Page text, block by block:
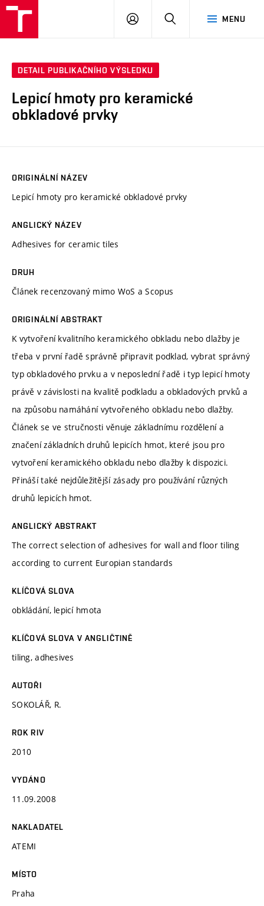
MENU
PŘIHLÁSIT
DETAIL PUBLIKAČNÍHO VÝSLEDKU
Lepicí hmoty pro keramické
obkladové prvky
ORIGINÁLNÍ NÁZEV
Lepicí hmoty pro keramické obkladové prvky
ANGLICKÝ NÁZEV
Adhesives for ceramic tiles
DRUH
Článek recenzovaný mimo WoS a Scopus
ORIGINÁLNÍ ABSTRAKT
K vytvoření kvalitního keramického obkladu nebo dlažby je
třeba v první řadě správně připravit podklad, vybrat správný
typ obkladového prvku a v neposlední řadě i typ lepicí hmoty
právě v závislosti na kvalitě podkladu a obkladových prvků a
na způsobu namáhání vytvořeného obkladu nebo dlažby.
Článek se ve stručnosti věnuje základnímu rozdělení a
značení základních druhů lepicích hmot, které jsou pro
vytvoření keramického obkladu nebo dlažby k dispozici.
Přináší také nejdůležitější zásady pro používání různých
druhů lepicích hmot.
ANGLICKÝ ABSTRAKT
The correct selection of adhesives for wall and floor tiling
according to current Europian standards
KLÍČOVÁ SLOVA
obkládání, lepicí hmota
KLÍČOVÁ SLOVA V ANGLIČTINĚ
tiling, adhesives
AUTOŘI
SOKOLÁŘ, R.
ROK RIV
2010
VYDÁNO
11.09.2008
NAKLADATEL
ATEMI
MÍSTO
Praha